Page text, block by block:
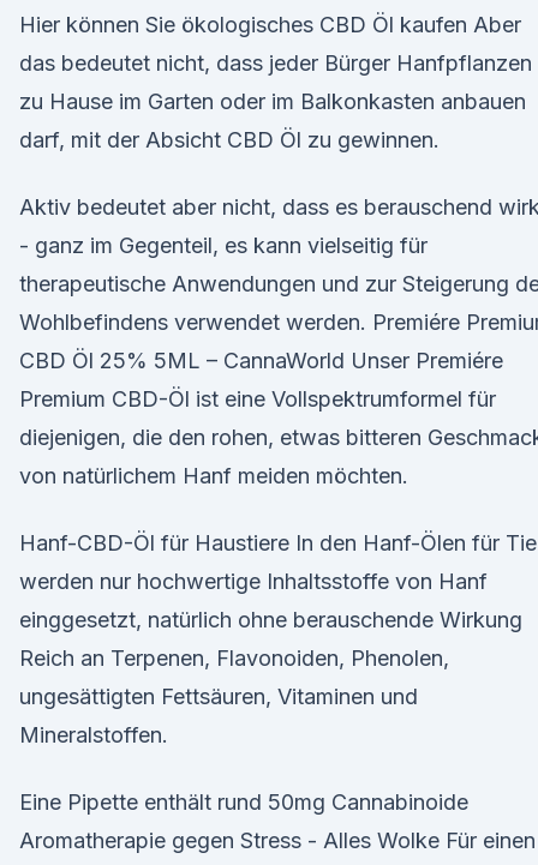
Hier können Sie ökologisches CBD Öl kaufen Aber
das bedeutet nicht, dass jeder Bürger Hanfpflanzen
zu Hause im Garten oder im Balkonkasten anbauen
darf, mit der Absicht CBD Öl zu gewinnen.
Aktiv bedeutet aber nicht, dass es berauschend
- ganz im Gegenteil, es kann vielseitig für
therapeutische Anwendungen und zur Steigerung
Wohlbefindens verwendet werden. Premiére
CBD Öl 25% 5ML – CannaWorld Unser Premiére
Premium CBD-Öl ist eine Vollspektrumformel für
diejenigen, die den rohen, etwas bitteren
von natürlichem Hanf meiden möchten.
Hanf-CBD-Öl für Haustiere In den Hanf-Ölen für
werden nur hochwertige Inhaltsstoffe von Hanf
einggesetzt, natürlich ohne berauschende Wirkung
Reich an Terpenen, Flavonoiden, Phenolen,
ungesättigten Fettsäuren, Vitaminen und
Mineralstoffen.
Eine Pipette enthält rund 50mg Cannabinoide
Aromatherapie gegen Stress - Alles Wolke Für einen